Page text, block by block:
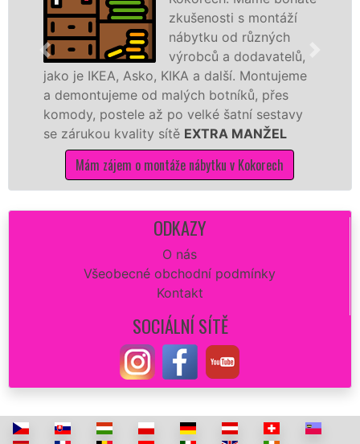
s montáží
od různých
a dodavatelů,
a další. Montujeme
botníků, přes
šatní sestavy
MANŽEL
v Kokorech
různých výrobců. Ať už
Ikei či kvalitnější
Nobilie, manželé sítě
tuto kuchyň smontují
kvalitně.
Mám zájem o montáže
ODKAZY
O nás
Všeobecné obchodní podmínky
Kontakt
SOCIÁLNÍ SÍTĚ